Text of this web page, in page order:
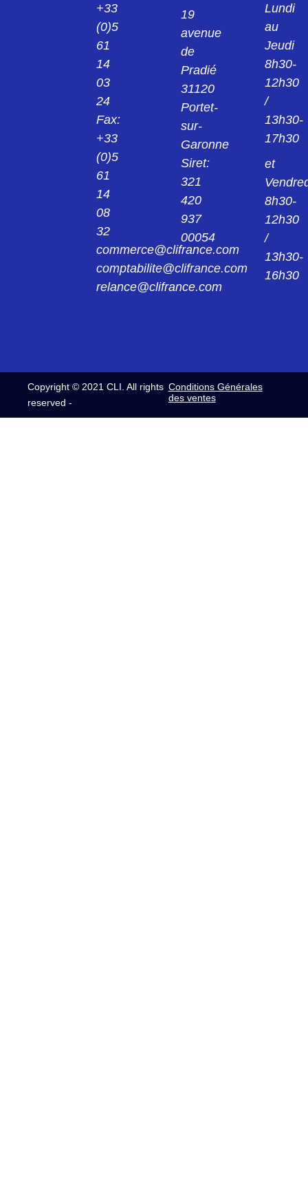
+33
(0)5
61
14
03
24
Fax:
+33
(0)5
61
14
08
32
commerce@clifrance.com
comptabilite@clifrance.com
relance@clifrance.com
19
avenue
de
Pradié
31120
Portet-
sur-
Garonne
Siret:
321
420
937
00054
Lundi
au
Jeudi
8h30-
12h30
/
13h30-
17h30
et
8h30-
12h30
/
13h30-
16h30
Copyright © 2021 CLI. All rights
reserved -
Conditions Générales
des ventes